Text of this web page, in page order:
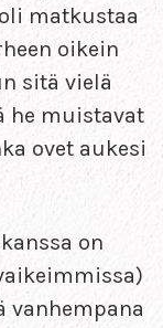
matkustaa
oikein
sitä vielä
he muistavat
ovet aukesi
on
vanhempana